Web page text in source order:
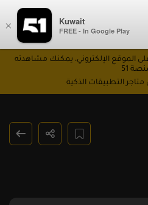
× Kuwait
FREE - In Google Play
الموقع الإلكتروني، يمكنك مشاهدته
51